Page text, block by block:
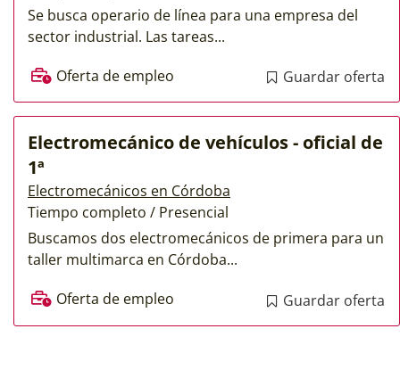
Se busca operario de línea para una empresa del
sector industrial. Las tareas...
Oferta de empleo
Guardar oferta
Electromecánico de vehículos - oficial de
1ª
Electromecánicos en Córdoba
Tiempo completo / Presencial
Buscamos dos electromecánicos de primera para un
taller multimarca en Córdoba...
Oferta de empleo
Guardar oferta